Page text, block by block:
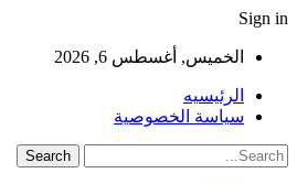
Sign in
الخميس, أغسطس 6, 2026
الرئيسيه
سياسة الخصوصية